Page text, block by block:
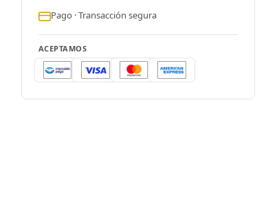
Pago · Transacción segura
ACEPTAMOS